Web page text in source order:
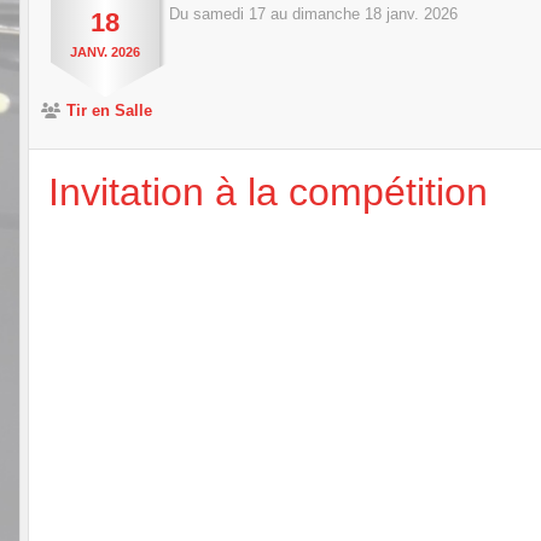
18
JANV. 2026
Du samedi 17 au dimanche 18 janv. 2026
Tir en Salle
Invitation à la compétition